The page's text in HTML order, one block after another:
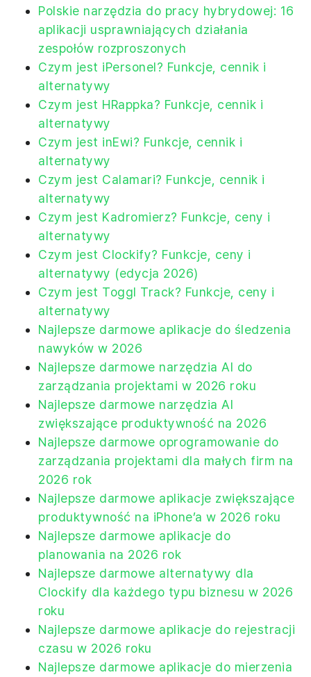
Polskie narzędzia do pracy hybrydowej: 16
aplikacji usprawniających działania
zespołów rozproszonych
Czym jest iPersonel? Funkcje, cennik i
alternatywy
Czym jest HRappka? Funkcje, cennik i
alternatywy
Czym jest inEwi? Funkcje, cennik i
alternatywy
Czym jest Calamari? Funkcje, cennik i
alternatywy
Czym jest Kadromierz? Funkcje, ceny i
alternatywy
Czym jest Clockify? Funkcje, ceny i
alternatywy (edycja 2026)
Czym jest Toggl Track? Funkcje, ceny i
alternatywy
Najlepsze darmowe aplikacje do śledzenia
nawyków w 2026
Najlepsze darmowe narzędzia AI do
zarządzania projektami w 2026 roku
Najlepsze darmowe narzędzia AI
zwiększające produktywność na 2026
Najlepsze darmowe oprogramowanie do
zarządzania projektami dla małych firm na
2026 rok
Najlepsze darmowe aplikacje zwiększające
produktywność na iPhone’a w 2026 roku
Najlepsze darmowe aplikacje do
planowania na 2026 rok
Najlepsze darmowe alternatywy dla
Clockify dla każdego typu biznesu w 2026
roku
Najlepsze darmowe aplikacje do rejestracji
czasu w 2026 roku
Najlepsze darmowe aplikacje do mierzenia